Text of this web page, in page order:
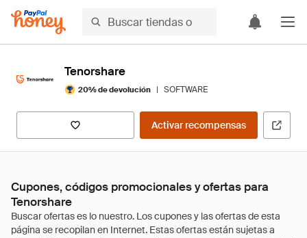
Tenorshare
20% de devolución | SOFTWARE
Activar recompensas
Cupones, códigos promocionales y ofertas para
Tenorshare